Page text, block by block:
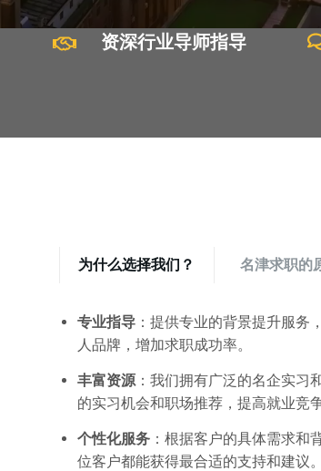
资深行业导师指导
为什么选择我们？ 名津求职的
专业指导 ：提供专业的背景提升服务
人品牌，增加求职成功率。
丰富资源：我们拥有广泛的名企实习
的实习机会和职场推荐，提高就业竞争
个性化服务 ：根据客户的具体需求和
位客户都能获得最合适的支持和建议。